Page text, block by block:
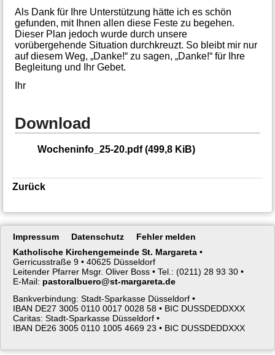
Als Dank für Ihre Unterstützung hätte ich es schön
gefunden, mit Ihnen allen diese Feste zu begehen.
Dieser Plan jedoch wurde durch unsere
vorübergehende Situation durchkreuzt. So bleibt mir nur
auf diesem Weg, „Danke!“ zu sagen, „Danke!“ für Ihre
Begleitung und Ihr Gebet.
Ihr
Download
Wocheninfo_25-20.pdf(499,8 KiB)
Zurück
Navigation
Impressum Datenschutz
Fehler melden
Katholische Kirchengemeinde St. Margareta •
Gerricusstraße 9 • 40625 Düsseldorf
Leitender Pfarrer Msgr. Oliver Boss • Tel.: (0211) 28 93 30 •
E-Mail: pastoralbuero@st-margareta.de
Bankverbindung: Stadt-Sparkasse Düsseldorf •
IBAN DE27 3005 0110 0017 0028 58 • BIC DUSSDEDDXXX
Caritas: Stadt-Sparkasse Düsseldorf •
IBAN DE26 3005 0110 1005 4669 23 • BIC DUSSDEDDXXX